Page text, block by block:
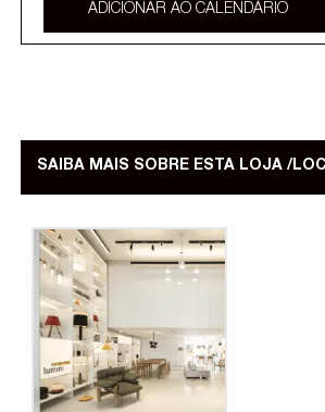
ADICIONAR AO CALENDÁRIO
SAIBA MAIS SOBRE ESTA LOJA /